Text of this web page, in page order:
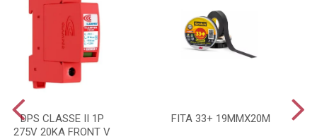
DPS CLASSE II 1P
275V 20KA FRONT V
FITA 33+ 19MMX20M